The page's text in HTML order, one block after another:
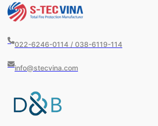
022-6246-0114 / 038-6119-114
info@stecvina.com